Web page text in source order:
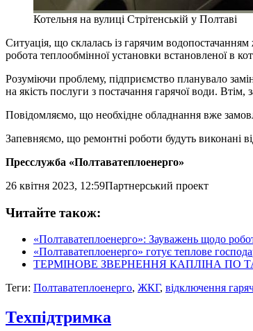
Котельня на вулиці Стрітенській у Полтаві
Ситуація, що склалась із гарячим
робота теплообмінної установки встановленої в
Розуміючи проблему, підприємство планувало
на якість послуги з постачання гарячої води.
Повідомляємо, що необхідне обладнання вже
Запевняємо, що ремонтні роботи будуть виконані
Пресслужба «Полтаватеплоенерго»
26 квітня 2023, 12:59Партнерський проект
Читайте також:
«Полтаватеплоенерго»: Зауважень щодо
«Полтаватеплоенерго» готує теплове
ТЕРМІНОВЕ ЗВЕРНЕННЯ КАПЛІНА ПО
Теги: Полтаватеплоенерго, ЖКГ, відключення
Техпідтримка